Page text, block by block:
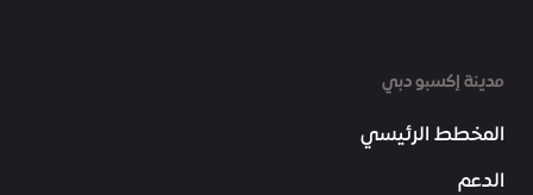
مدينة إكسبو دبي
المخطط الرئيسي
الدعم